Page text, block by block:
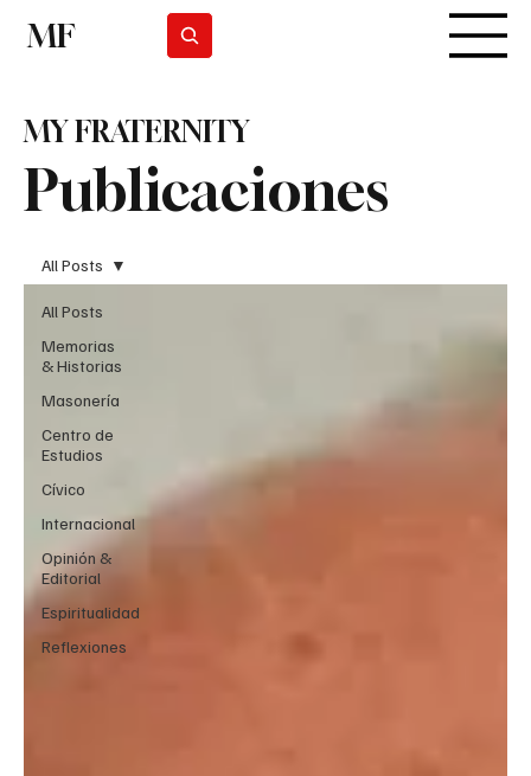
MF
Publicaciones
MY FRATERNITY
All Posts
Memorias
& Historias
Masonería
Centro de
Estudios
Cívico
Internacional
Opinión &
Editorial
Espiritualidad
Reflexiones
All Posts